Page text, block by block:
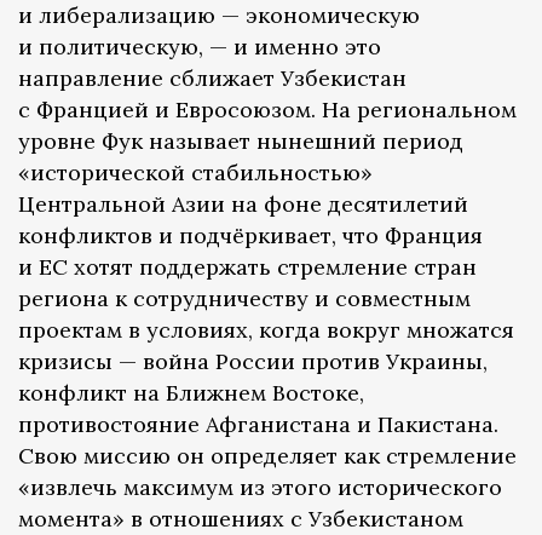
и либерализацию — экономическую
и политическую, — и именно это
направление сближает Узбекистан
с Францией и Евросоюзом. На региональном
уровне Фук называет нынешний период
«исторической стабильностью»
Центральной Азии на фоне десятилетий
конфликтов и подчёркивает, что Франция
и ЕС хотят поддержать стремление стран
региона к сотрудничеству и совместным
проектам в условиях, когда вокруг множатся
кризисы — война России против Украины,
конфликт на Ближнем Востоке,
противостояние Афганистана и Пакистана.
Свою миссию он определяет как стремление
«извлечь максимум из этого исторического
момента» в отношениях с Узбекистаном